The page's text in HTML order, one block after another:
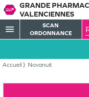
GRANDE
VALENCIENNES
menu
SCAN
ORDONNANCE
Accueil Novanuit